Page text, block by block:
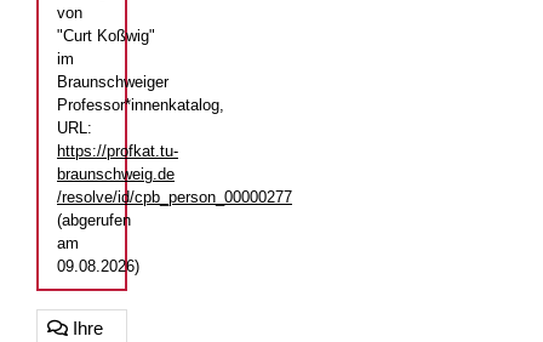
von
"Curt Koßwig"
im
Braunschweiger
Professor*innenkatalog,
URL:
https://profkat.tu-
braunschweig.de
/resolve/id/cpb_person_00000277
(abgerufen
am
09.08.2026)
Ihre